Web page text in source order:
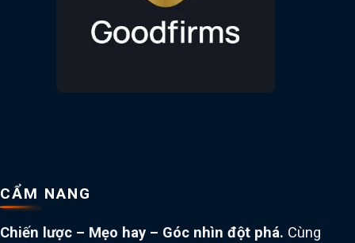
CẨM NANG
Chiến lược – Mẹo hay – Góc nhìn đột phá. Cùng